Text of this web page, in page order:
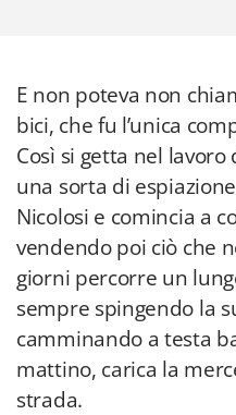
E non poteva non
bici, che fu l’unica
Così si getta nel
una sorta di
Nicolosi e comincia a
vendendo poi ciò che
giorni percorre un
sempre spingendo la
camminando a testa
mattino, carica la
strada.